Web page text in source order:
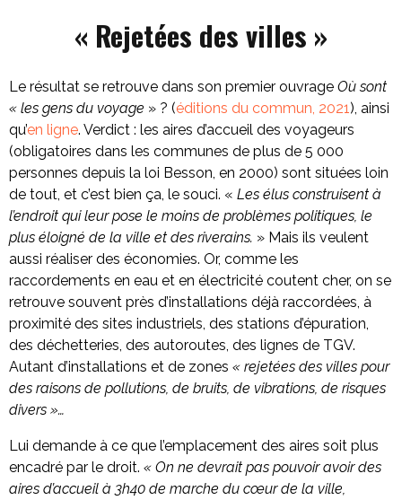
« Rejetées des villes »
Le résultat se retrouve dans son premier ouvrage Où sont
« les gens du voyage » ? (éditions du commun, 2021 ), ainsi
qu’en ligne. Verdict : les aires d’accueil des voyageurs
(obligatoires dans les communes de plus de 5 000
personnes depuis la loi Besson, en 2000) sont situées loin
de tout, et c’est bien ça, le souci. « Les élus construisent à
l’endroit qui leur pose le moins de problèmes politiques, le
plus éloigné de la ville et des riverains. » Mais ils veulent
aussi réaliser des économies. Or, comme les
raccordements en eau et en électricité coutent cher, on se
retrouve souvent près d’installations déjà raccordées, à
proximité des sites industriels, des stations d’épuration,
des déchetteries, des autoroutes, des lignes de TGV.
Autant d’installations et de zones « rejetées des villes pour
des raisons de pollutions, de bruits, de vibrations, de risques
divers »…
Lui demande à ce que l’emplacement des aires soit plus
encadré par le droit. « On ne devrait pas pouvoir avoir des
aires d’accueil à 3h40 de marche du cœur de la ville,